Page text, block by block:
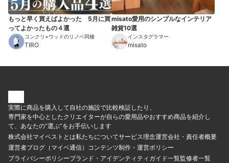
もっと早く買えばよかった 5月に買
ってよかったもの４選
コンクリ×ウッドのリノベ同棲
TIRO
misato愛用のシンプルなインテリア
雑貨10選
インスタグラマー
misato
実際に商品を購入して自社の施設で比較検証したり、
専門家を中心としたクリエイターが自らの愛用品やおすすめ商品を紹介し
て、あなたの“選ぶ”をお手伝いします
株式会社マイベストとは私たちについてサービス理念運営会社・責任者概要
運営者ブログ（マイベ通信） コンテンツ制作・運営ポリシー
プライバシーポリシーブランド・アイデンティティ ガイド一覧監修者一覧